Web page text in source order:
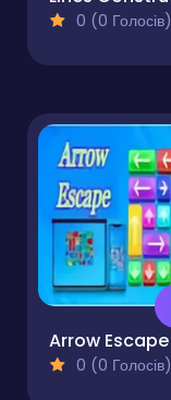
0 (0 Голосів)
Arrow Escape
0 (0 Голосів)